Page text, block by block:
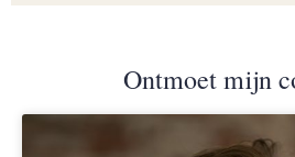
Ontmoet mijn